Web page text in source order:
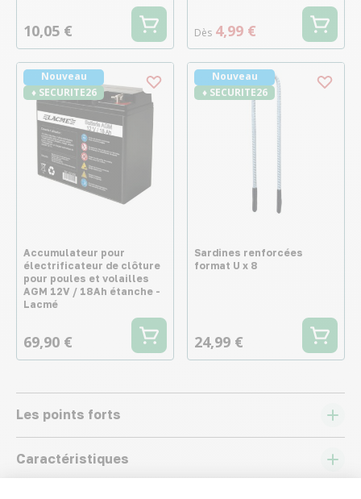
10,05 € Dès 4,99 €
Nouveau
♦ SECURITE26
Accumulateur pour
électrificateur de clôture
pour poules et volailles
AGM 12V / 18Ah étanche -
Lacmé
69,90 €
Nouveau
♦ SECURITE26
Sardines renforcées
format U x 8
24,99 €
Les points forts
Caractéristiques